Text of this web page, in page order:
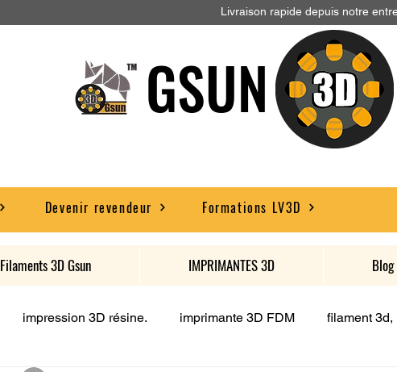
Livraison rapide depuis notre
GSUN
Devenir revendeur Formations LV3D
Filaments 3D Gsun IMPRIMANTES 3D Blog
impression 3D résine. imprimante 3D FDM filament 3d,